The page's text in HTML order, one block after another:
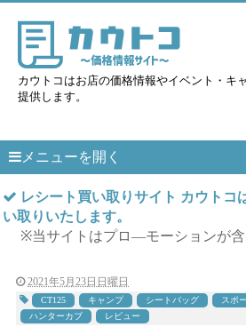
カウトコはお店の価格情報やイベント・キ
提供します。
メニューを開く
レシート買い取りサイト カウトコ
い取りいたします。
※当サイトはプロ―モーションが含
2021年5月23日日曜日
CT125 キャンプ シートバッグ スポ
ハンターカブ
レビュー